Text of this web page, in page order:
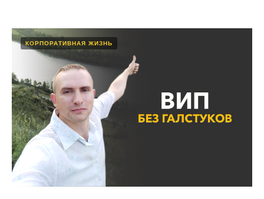
КОРПОРАТИВНАЯ ЖИЗНЬ